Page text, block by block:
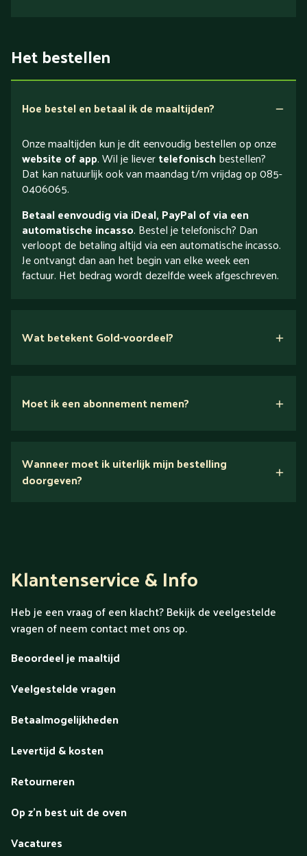
Het bestellen
Hoe bestel en betaal ik de maaltijden?
Onze maaltijden kun je dit eenvoudig bestellen op onze
website of app. Wil je lievertelefonischbestellen?
Dat kan natuurlijk ook van maandag t/m vrijdag op 085-
0406065.
Betaal eenvoudig via iDeal, PayPal of via een
automatische incasso. Bestel je telefonisch? Dan
verloopt de betaling altijd via een automatische incasso.
Je ontvangt dan aan het begin van elke week een
factuur. Het bedrag wordt dezelfde week afgeschreven.
Wat betekent Gold-voordeel?
Ontdek alles over Gold
Moet ik een abonnement nemen?
Wanneer moet ik uiterlijk mijn bestelling
doorgeven?
Klantenservice & Info
Heb je een vraag of een klacht? Bekijk de veelgestelde
vragen of neem contact met ons op.
Beoordeel je maaltijd
Veelgestelde vragen
Betaalmogelijkheden
Levertijd & kosten
Retourneren
Op z'n best uit de oven
Vacatures